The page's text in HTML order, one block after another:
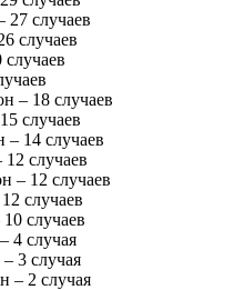
случаев
случаев
– 18 случаев
случаев
14 случаев
случаев
– 12 случаев
случаев
случаев
4 случая
3 случая
– 2 случая